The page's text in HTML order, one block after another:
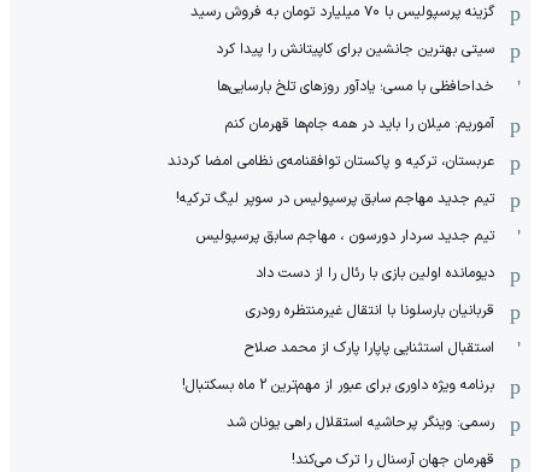
گزینه پرسپولیس با ۷۰ میلیارد تومان به فروش رسید
سیتی بهترین جانشین برای کاپیتانش را پیدا کرد
خداحافظی با مسی؛ یادآور روزهای تلخ بارسایی‌ها
آموریم: میلان را باید در همه جام‌ها قهرمان کنم
عربستان، ترکیه و پاکستان توافقنامه‌ی نظامی امضا کردند
تیم جدید مهاجم سابق پرسپولیس در سوپر لیگ ترکیه!
تیم جدید سردار دورسون ، مهاجم سابق پرسپولیس
دیومانده اولین بازی با رئال را از دست داد
قربانیان بارسلونا با انتقال غیرمنتظره رودری
استقبال استثنایی پاپارا پارک از محمد صلاح
برنامه ویژه داوری برای عبور از مهم‌ترین 2 ماه بسکتبال!
رسمی: وینگر پرحاشیه استقلال راهی یونان شد
قهرمان جهان آرسنال را ترک می‌کند!